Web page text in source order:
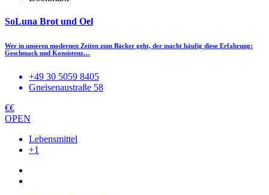
SoLuna Brot und Oel
Wer in unseren modernen Zeiten zum Bäcker geht, der macht häufig diese Erfahrung:
Geschmack und Konsistenz…
+49 30 5059 8405
Gneisenaustraße 58
€€
OPEN
Lebensmittel
+1